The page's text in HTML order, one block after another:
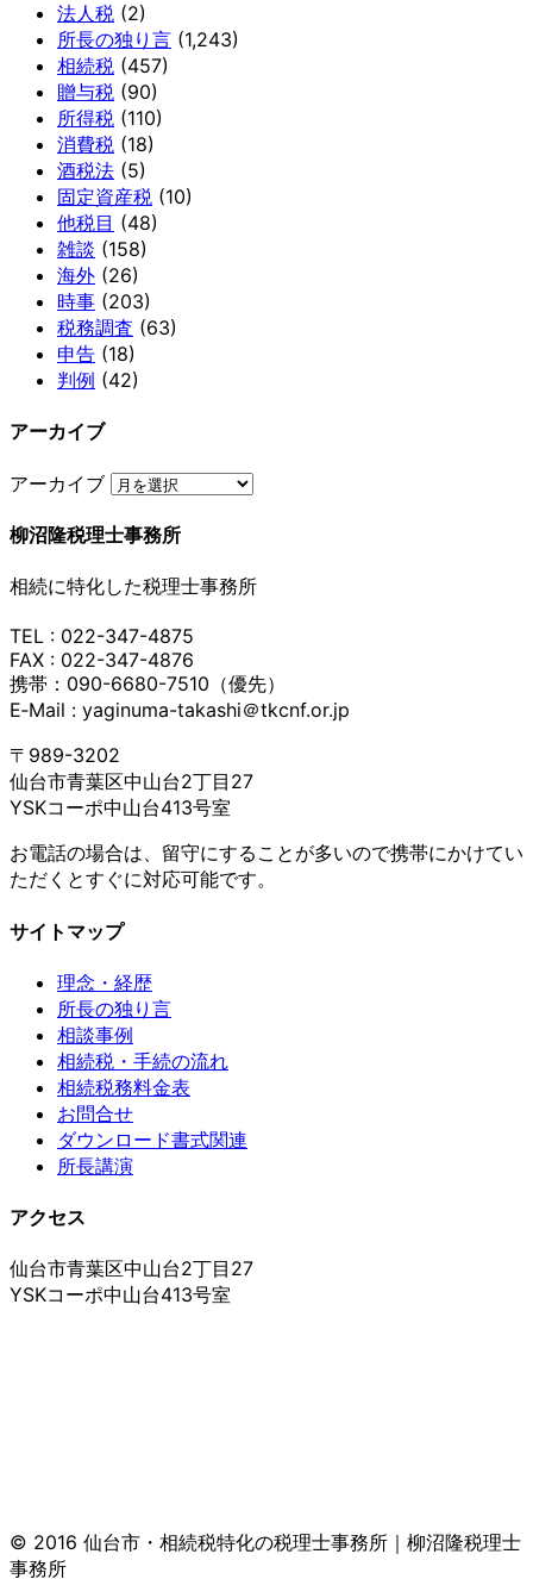
法人税 (2)
所長の独り言 (1,243)
相続税 (457)
贈与税 (90)
所得税 (110)
消費税 (18)
酒税法 (5)
固定資産税 (10)
他税目 (48)
雑談 (158)
海外 (26)
時事 (203)
税務調査 (63)
申告 (18)
判例 (42)
アーカイブ
アーカイブ
柳沼隆税理士事務所
相続に特化した税理士事務所
TEL : 022-347-4875
FAX : 022-347-4876
携帯：090-6680-7510（優先）
E‐Mail : yaginuma-takashi＠tkcnf.or.jp
〒989-3202
仙台市青葉区中山台2丁目27
YSKコーポ中山台413号室
お電話の場合は、留守にすることが多いので携帯にかけてい
ただくとすぐに対応可能です。
サイトマップ
理念・経歴
所長の独り言
相談事例
相続税・手続の流れ
相続税務料金表
お問合せ
ダウンロード書式関連
所長講演
アクセス
仙台市青葉区中山台2丁目27
YSKコーポ中山台413号室
© 2016 仙台市・相続税特化の税理士事務所｜柳沼隆税理士
事務所